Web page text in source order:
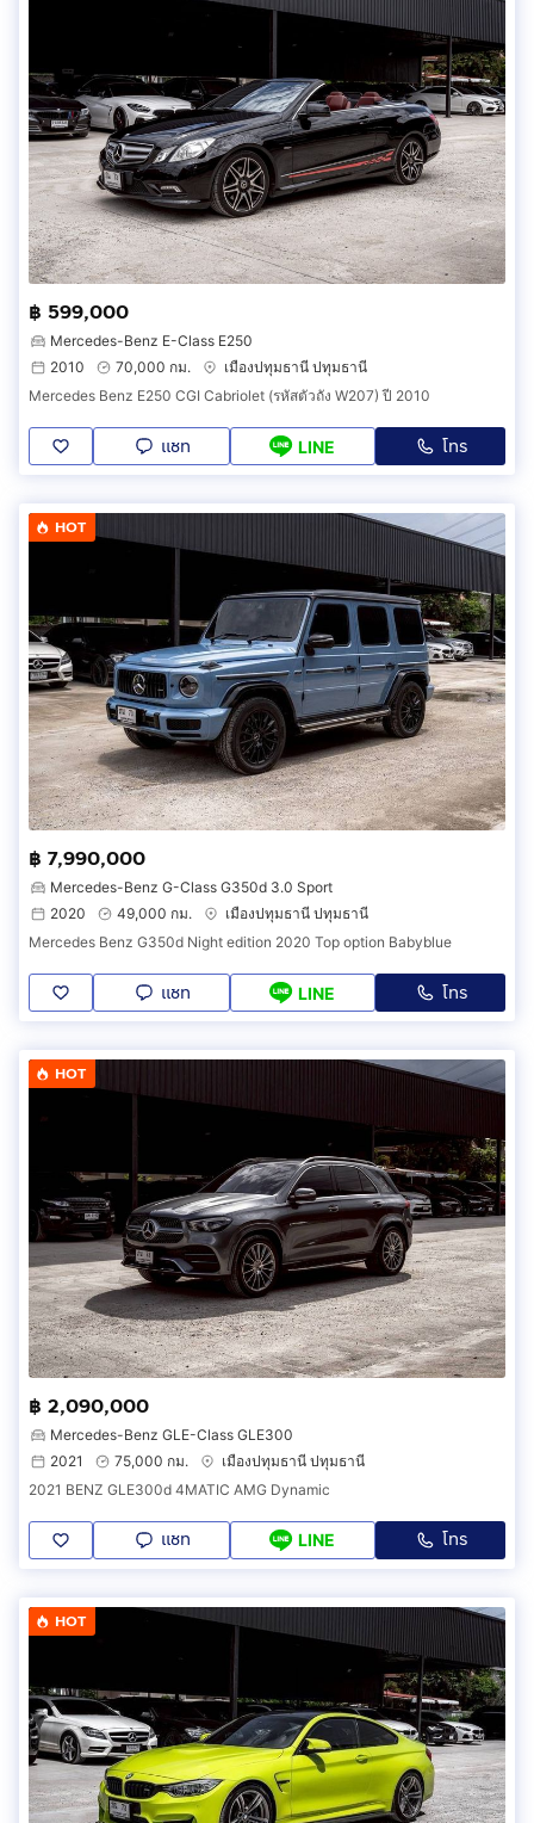
฿ 599,000
Mercedes-Benz E-Class E250
2010
70,000 กม.
เมืองปทุมธานี ปทุมธานี
Mercedes Benz E250 CGI Cabriolet (รหัสตัวถัง W207) ปี 2010
แชท LINE โทร
HOT
฿ 7,990,000
Mercedes-Benz G-Class G350d 3.0 Sport
2020
49,000 กม.
เมืองปทุมธานี ปทุมธานี
Mercedes Benz G350d Night edition 2020 Top option Babyblue
แชท LINE โทร
HOT
฿ 2,090,000
Mercedes-Benz GLE-Class GLE300
2021
75,000 กม.
เมืองปทุมธานี ปทุมธานี
2021 BENZ GLE300d 4MATIC AMG Dynamic
แชท LINE โทร
HOT